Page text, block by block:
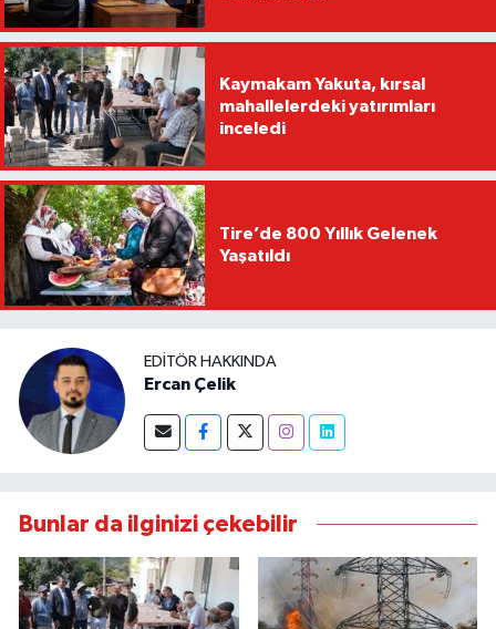
Kaymakam Yakuta, kırsal
mahallelerdeki yatırımları
inceledi
Tire’de 800 Yıllık Gelenek
Yaşatıldı
EDITÖR HAKKINDA
Ercan Çelik
Bunlar da ilginizi çekebilir